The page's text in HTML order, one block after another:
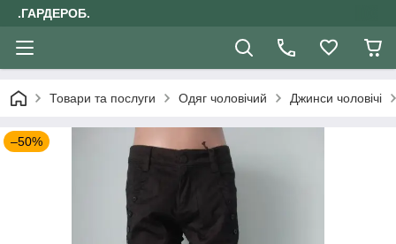
.ГАРДЕРОБ.
Товари та послуги Одяг чоловічий Джинси чоловічі
–50%